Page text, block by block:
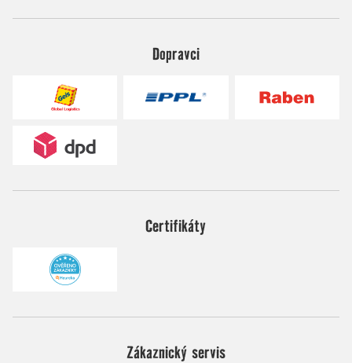
Dopravci
Certifikáty
Zákaznický servis